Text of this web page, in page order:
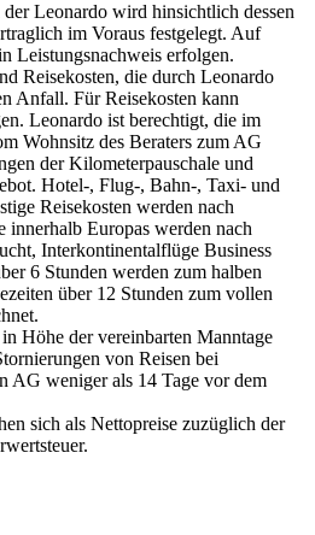
Leonardo wird hinsichtlich dessen
im Voraus festgelegt. Auf
Leistungsnachweis erfolgen.
Reisekosten, die durch Leonardo
Anfall. Für Reisekosten kann
Leonardo ist berechtigt, die im
Wohnsitz des Beraters zum AG
der Kilometerpauschale und
Hotel-, Flug-, Bahn-, Taxi- und
Reisekosten werden nach
innerhalb Europas werden nach
Interkontinentalflüge Business
6 Stunden werden zum halben
über 12 Stunden zum vollen
Höhe der vereinbarten Manntage
von Reisen bei
AG weniger als 14 Tage vor dem
sich als Nettopreise zuzüglich der